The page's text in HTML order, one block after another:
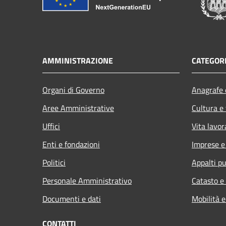
AMMINISTRAZIONE
Organi di Governo
Aree Amministrative
Uffici
Enti e fondazioni
Politici
Personale Amministrativo
Documenti e dati
Cultura
Vita
Imprese
Appalti
Catasto
Mobilità
CONTATTI